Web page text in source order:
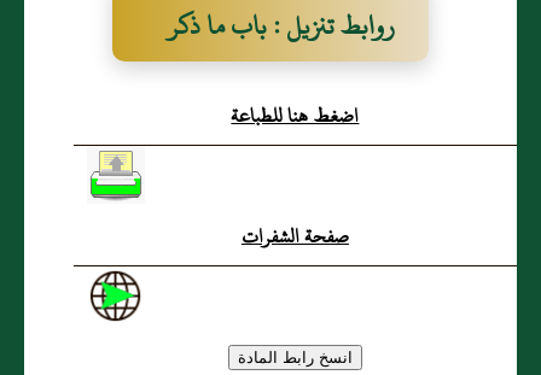
روابط تنزيل : باب ما ذكر
من ورع ابن المبارك وزهده
اضغط هنا للطباعة
صفحة الشفرات